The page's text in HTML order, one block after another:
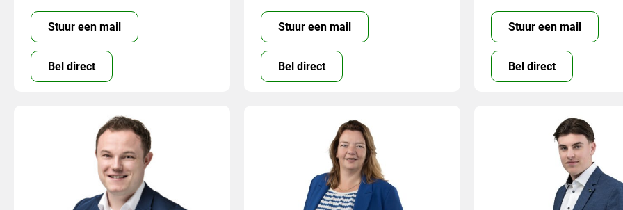
Stuur een mail
Bel direct
Stuur een mail
Bel direct
Stuur een mail
Bel direct